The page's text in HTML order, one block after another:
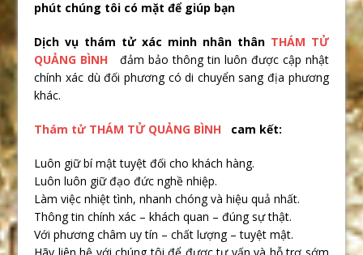
phút chúng tôi có mặt để giúp bạn
Dịch vụ thám tử xác minh nhân thân THÁM TỬ
QUẢNG BÌNH
đảm bảo thông tin luôn được cập nhật
chính xác dù đối phương có di chuyển sang địa phương
khác.
Thám tử THÁM TỬ QUẢNG BÌNH cam kết:
Luôn giữ bí mật tuyệt đối cho khách hàng.
Luôn luôn giữ đạo đức nghề nhiệp.
Làm việc nhiệt tình, nhanh chóng và hiệu quả nhất.
Thông tin chính xác – khách quan – đúng sự thật.
Với phương châm uy tín – chất lượng – tuyệt mật.